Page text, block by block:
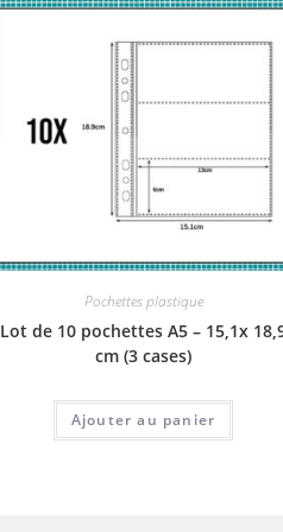
Pochettes plastique
Lot de 10 pochettes A5 – 15,1x
cm (3 cases)
Ajouter au panier